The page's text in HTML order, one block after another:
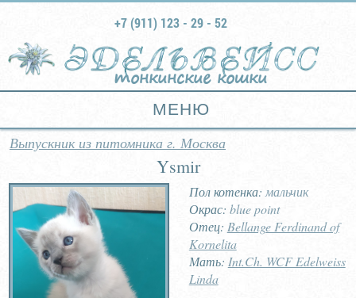
тонкинские кошки
+7 (911) 123 - 29 - 52
МЕНЮ
Выпускник из питомника г. Москва
Ysmir
Пол котенка:мальчик
Окрас: blue point
Отец: Bellange Ferdinand of
Kornelita
Мать: Int.Ch. WCF Edelweiss
Linda